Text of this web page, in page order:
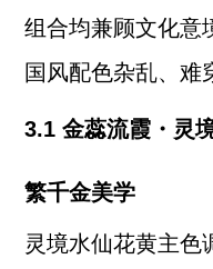
组合均兼顾文化意
国风配色杂乱、难
3.1 金蕊流霞・灵
繁千金美学
灵境水仙花黄主色